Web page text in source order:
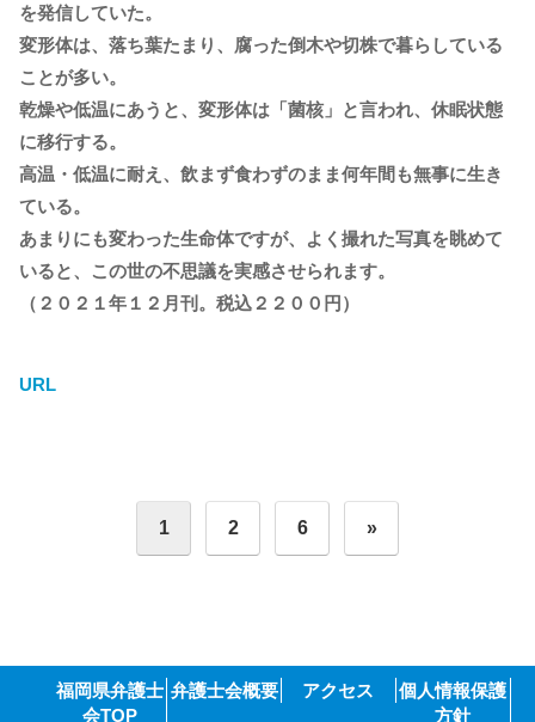
を発信していた。
変形体は、落ち葉たまり、腐った倒木や切株で暮らしている
ことが多い。
乾燥や低温にあうと、変形体は「菌核」と言われ、休眠状態
に移行する。
高温・低温に耐え、飲まず食わずのまま何年間も無事に生き
ている。
あまりにも変わった生命体ですが、よく撮れた写真を眺めて
いると、この世の不思議を実感させられます。
（２０２１年１２月刊。税込２２００円）
URL
投
の
送
り
1 2 6 »
福岡県弁護士
会TOP
弁護士会概要 アクセス
個人情報保護
方針